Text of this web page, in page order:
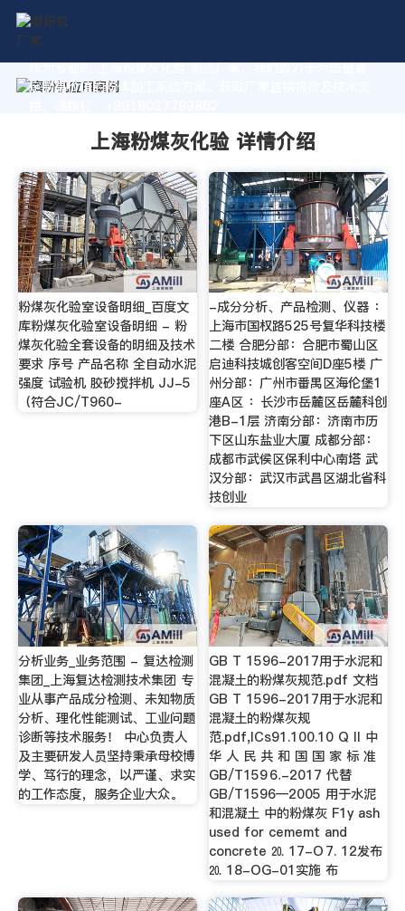
作为专业的 上海粉煤灰化验 制造厂家，我们致力于为您量身
定制高价值的粉体加工系统方案。获取厂家直销报价及技术支
上海粉煤灰化验 详情介绍
粉煤灰化验室设备明细_百度文
库粉煤灰化验室设备明细 - 粉
煤灰化验全套设备的明细及技术
要求 序号 产品名称 全自动水泥
强度 试验机 胶砂搅拌机 JJ-5
（符合JC/T960-
-成分分析、产品检测、仪器 ：
上海市国权路525号复华科技楼
二楼 合肥分部：合肥市蜀山区
启迪科技城创客空间D座5楼 广
州分部：广州市番禺区海伦堡1
座A区 ：长沙市岳麓区岳麓科创
港B-1层 济南分部：济南市历
下区山东盐业大厦 成都分部：
成都市武侯区保利中心南塔 武
汉分部：武汉市武昌区湖北省科
技创业
分析业务_业务范围 - 复达检测
集团_上海复达检测技术集团 专
业从事产品成分检测、未知物质
分析、理化性能测试、工业问题
诊断等技术服务！ 中心负责人
及主要研发人员坚持秉承母校博
学、笃行的理念，以严谨、求实
的工作态度，服务企业大众。
GB T 1596-2017用于水泥和
混凝土的粉煤灰规范.pdf 文档
GB T 1596-2017用于水泥和
混凝土的粉煤灰规
范.pdf,ICs91.100.10 Q ll 中
华 人 民 共 和 国 国 家 标 准
GB/T159⒍-2017 代替
GB/T1596—2005 用于水泥
和混凝土 中的粉煤灰 F1y ash
used for cememt and
concrete ⒛ 17-O⒎ 12发布
⒛ 18-OG-01实施 布